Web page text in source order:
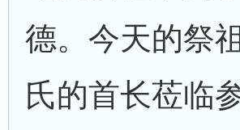
德。今天的祭
氏的首长莅临